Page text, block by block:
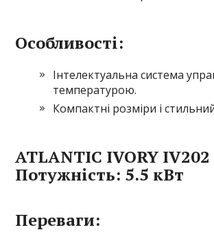
Особливості:
Інтелектуальна система
температурою.
Компактні розміри і
ATLANTIC IVORY
Потужність: 5.5 кВт
Переваги: